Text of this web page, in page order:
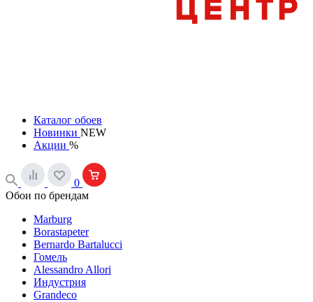
Каталог обоев
Новинки NEW
Акции %
0
Обои по брендам
Marburg
Borastapeter
Bernardo Bartalucci
Гомель
Alessandro Allori
Индустрия
Grandeco